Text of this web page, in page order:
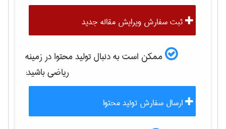
ثبت سفارش ویرایش مقاله جدید
ممکن است به دنبال تولید محتوا در زمینه
رياضیباشید:
ارسال سفارش تولید محتوا